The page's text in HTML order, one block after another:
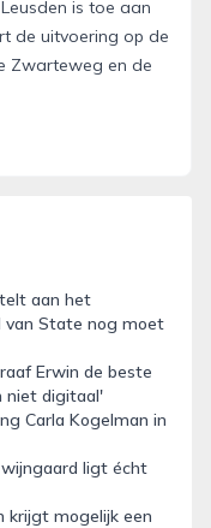
is toe aan
de uitvoering op de
Zwarteweg en de
aan het
van State nog moet
Erwin de beste
niet digitaal'
Carla Kogelman in
ligt écht
krijgt mogelijk een